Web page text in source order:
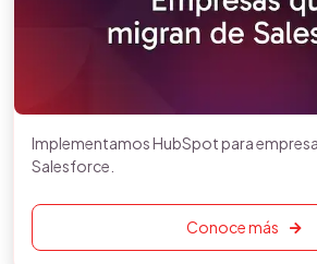
Implementamos HubSpot para
Salesforce.
Conoce más